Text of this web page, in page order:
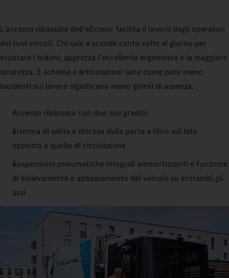
L'accesso ribassato dell'eEconic facilita il lavoro degli operatori
dei tuoi veicoli. Chi sale e scende cento volte al giorno per
svuotare i bidoni, apprezza l'eccellente ergonomia e la maggiore
sicurezza. E schiena e articolazioni sane come pure meno
incidenti sul lavoro significano meno giorni di assenza.
Accesso ribassato con due soli gradini
Sistema di salita e discesa dalla porta a libro sul lato
opposto a quello di circolazione
Sospensioni pneumatiche integrali ammortizzanti e funzione
di sollevamento e abbassamento del veicolo su entrambi gli
assi